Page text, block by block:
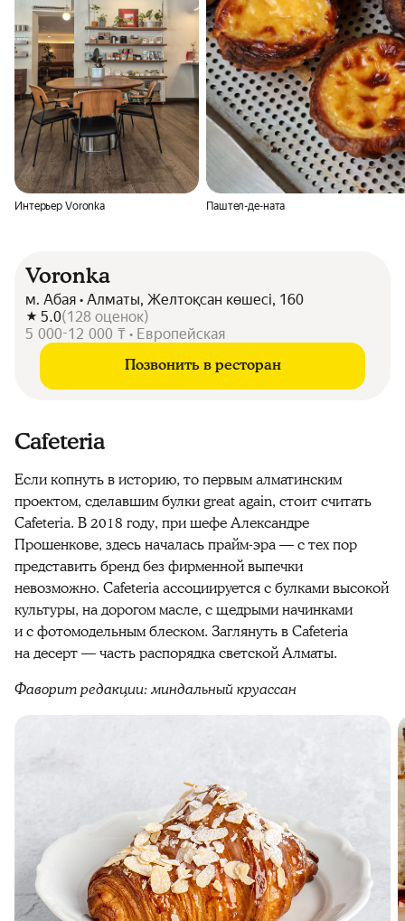
Интерьер Voronka Паштел-де-ната
Voronka
м. Абая • Алматы, Желтоқсан көшесі, 160
5.0(128 оценок)
5 000-12 000 ₸ • Европейская
Позвонить в ресторан
Cafeteria
Если копнуть в историю, то первым алматинским
проектом, сделавшим булки great again, стоит считать
Cafeteria. В 2018 году, при шефе Александре
Прошенкове, здесь началась прайм-эра — с тех пор
представить бренд без фирменной выпечки
невозможно. Cafeteria ассоциируется с булками высокой
культуры, на дорогом масле, с щедрыми начинками
и с фотомодельным блеском. Заглянуть в Cafeteria
на десерт — часть распорядка светской Алматы.
Фаворит редакции: миндальный круассан